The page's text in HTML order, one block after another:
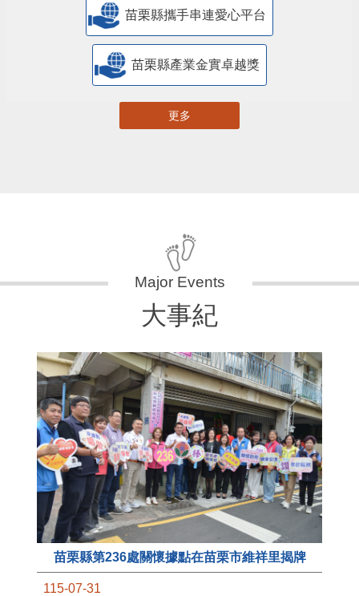
苗栗縣攜手串連愛心平台
苗栗縣產業金實卓越獎
更多
大事紀
苗栗縣第236處關懷據點在苗栗市維祥里揭牌
115-07-31